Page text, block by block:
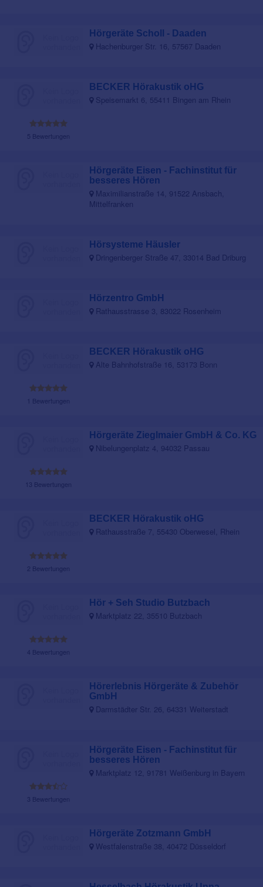
Hörgeräte Scholl - Daaden
Hachenburger Str. 16, 57567 Daaden
5 Bewertungen
BECKER Hörakustik oHG
Speisemarkt 6, 55411 Bingen am Rhein
Hörgeräte Eisen - Fachinstitut für
besseres Hören
Maximilianstraße 14, 91522 Ansbach,
Mittelfranken
Hörsysteme Häusler
Dringenberger Straße 47, 33014 Bad Driburg
Hörzentro GmbH
Rathausstrasse 3, 83022 Rosenheim
1 Bewertungen
BECKER Hörakustik oHG
Alte Bahnhofstraße 16, 53173 Bonn
13 Bewertungen
Hörgeräte Zieglmaier GmbH & Co. KG
Nibelungenplatz 4, 94032 Passau
2 Bewertungen
BECKER Hörakustik oHG
Rathausstraße 7, 55430 Oberwesel, Rhein
4 Bewertungen
Hör + Seh Studio Butzbach
Marktplatz 22, 35510 Butzbach
Hörerlebnis Hörgeräte & Zubehör
GmbH
Darmstädter Str. 26, 64331 Weiterstadt
3 Bewertungen
Hörgeräte Eisen - Fachinstitut für
besseres Hören
Marktplatz 12, 91781 Weißenburg in Bayern
Hörgeräte Zotzmann GmbH
Westfalenstraße 38, 40472 Düsseldorf